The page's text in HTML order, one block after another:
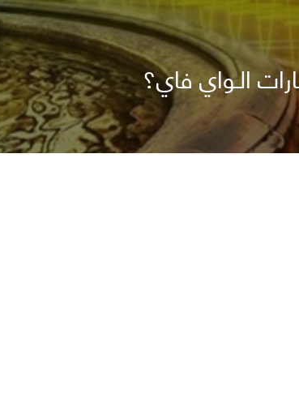
الـواي فاي؟